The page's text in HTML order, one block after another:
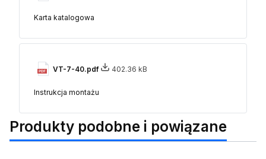
Karta katalogowa
VT-7-40.pdf 402.36 kB
Instrukcja montażu
Produkty podobne i powiązane